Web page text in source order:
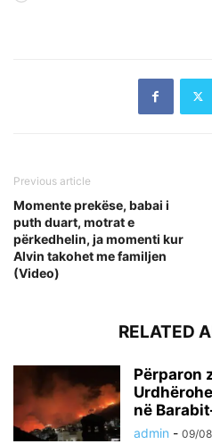
Previous article
Momente prekëse, babai i
puth duart, motrat e
përkedhelin, ja momenti kur
Alvin takohet me familjen
(Video)
RELATED
Përparon
në
admin - 09/